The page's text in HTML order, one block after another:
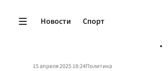
Новости Спорт
15 апреля 2025 18:24Политика